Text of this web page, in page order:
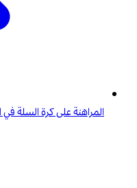
المراهنة على كرة السلة